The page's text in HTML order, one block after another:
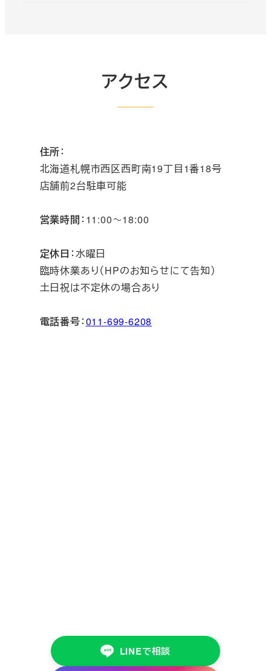
アクセス
住所：
北海道札幌市西区西町南19丁目1番18号
店舗前2台駐車可能
営業時間 ：11:00～18:00
定休日 ：水曜日
臨時休業あり（HPのお知らせにて告知）
土日祝は不定休の場合あり
電話番号：011-699-6208
LINEで相談